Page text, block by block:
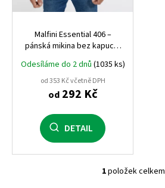
ů
Malfini Essential 406 –
pánská mikina bez kapuce,
pro potisk i výšivku
Odesíláme do 2 dnů (1035 ks)
od 353 Kč včetně DPH
od292 Kč
DETAIL
O
1položek celkem